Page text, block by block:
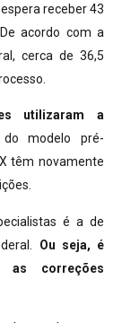
receber 43
acordo com a
cerca de 36,5
utilizaram a
modelo pré-
têm novamente
é a de
Ou seja, é
as correções